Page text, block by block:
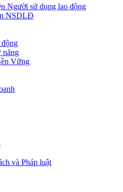
Người sử dụng lao động
NSDLĐ
động
năng
Vững
và Pháp luật